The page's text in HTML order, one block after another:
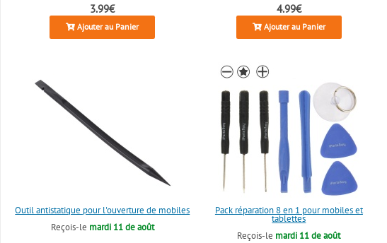
3.99€
Ajouter au Panier
4.99€
Ajouter au Panier
Outil antistatique pour l'ouverture de mobiles
Reçois-le mardi 11 de août
Pack réparation 8 en 1 pour mobiles et
tablettes
Reçois-le mardi 11 de août